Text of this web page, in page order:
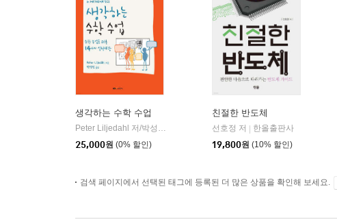
생각하는 수학 수업
Peter Liljedahl 저/박성선 역
25,000원 (0% 할인)
친절한 반도체
선호정 저
한올출판사
19,800원 (10% 할인)
검색 페이지에서 선택된 태그에 등록된 더 많은 상품을 확인해 보세요.